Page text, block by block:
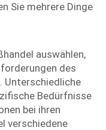
Sie mehrere Dinge
auswählen,
des
Unterschiedliche
Bedürfnisse
bei ihren
verschiedene